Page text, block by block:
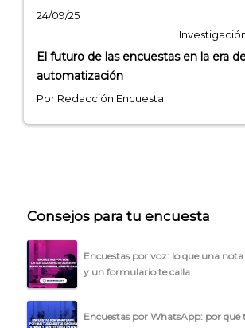
24/09/25
El futuro de las encuestas en la era
automatización
Por Redacción Encuesta
Consejos para tu encuesta
Encuestas por voz: lo que una
y un formulario te calla
Encuestas por WhatsApp: por qué